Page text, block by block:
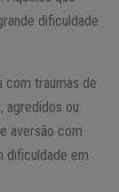
dificuldade
com traumas de
agredidos ou
aversão com
dificuldade em